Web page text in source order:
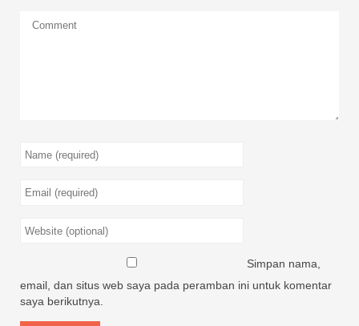
Simpan nama,
email, dan situs web saya pada peramban ini untuk komentar
saya berikutnya.